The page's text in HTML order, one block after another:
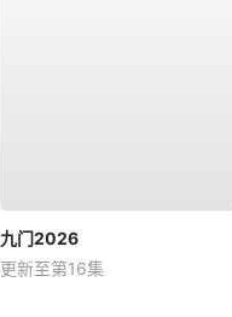
九门2026
更新至第16集